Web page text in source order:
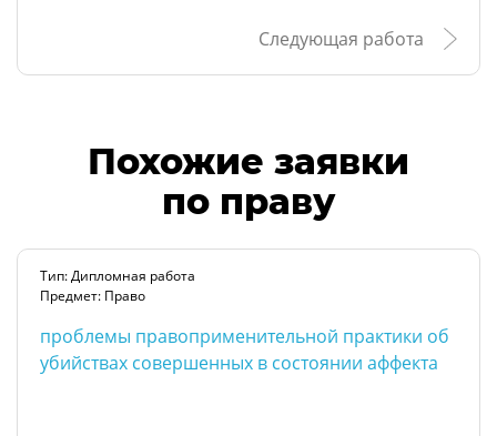
Следующая работа
Похожие заявки
по праву
Тип: Дипломная работа
Предмет: Право
проблемы правоприменительной практики об
убийствах совершенных в состоянии аффекта